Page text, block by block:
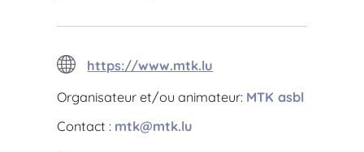
https://www.mtk.lu
Organisateur et/ou animateur: MTK asbl
Contact : mtk@mtk.lu